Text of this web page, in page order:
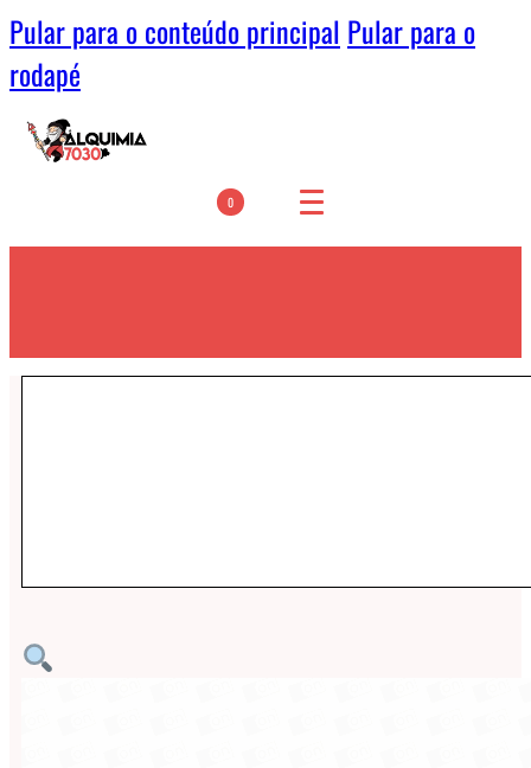
Pular para o conteúdo principal Pular para o
rodapé
0